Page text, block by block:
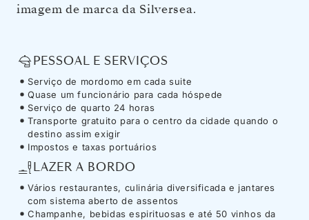
imagem de marca da Silversea.
PESSOAL E SERVIÇOS
Serviço de mordomo em cada suite
Quase um funcionário para cada hóspede
Serviço de quarto 24 horas
Transporte gratuito para o centro da cidade quando o
destino assim exigir
Impostos e taxas portuários
LAZER A BORDO
Vários restaurantes, culinária diversificada e jantares
com sistema aberto de assentos
Champanhe, bebidas espirituosas e até 50 vinhos da